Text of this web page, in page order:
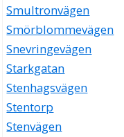
Smultronvägen
Smörblommevägen
Snevringevägen
Starkgatan
Stenhagsvägen
Stentorp
Stenvägen